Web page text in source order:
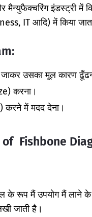
इंडस्ट्री में
IT आदि) में किया
उसका मूल कारण
करना।
करने में मदद देना।
Fishbone
के रूप मैं उपयोग मैं लाने
जाती है।